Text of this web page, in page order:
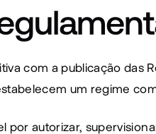
com a publicação das
um regime
autorizar,